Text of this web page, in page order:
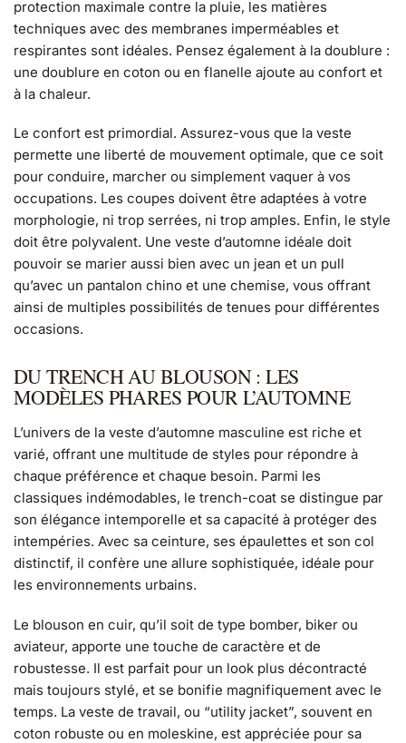
protection maximale contre la pluie, les matières
techniques avec des membranes imperméables et
respirantes sont idéales. Pensez également à la doublure :
une doublure en coton ou en flanelle ajoute au confort et
à la chaleur.
Le confort est primordial. Assurez-vous que la veste
permette une liberté de mouvement optimale, que ce soit
pour conduire, marcher ou simplement vaquer à vos
occupations. Les coupes doivent être adaptées à votre
morphologie, ni trop serrées, ni trop amples. Enfin, le style
doit être polyvalent. Une veste d’automne idéale doit
pouvoir se marier aussi bien avec un jean et un pull
qu’avec un pantalon chino et une chemise, vous offrant
ainsi de multiples possibilités de tenues pour différentes
occasions.
DU TRENCH AU BLOUSON : LES
MODÈLES PHARES POUR L’AUTOMNE
L’univers de la veste d’automne masculine est riche et
varié, offrant une multitude de styles pour répondre à
chaque préférence et chaque besoin. Parmi les
classiques indémodables, le trench-coat se distingue par
son élégance intemporelle et sa capacité à protéger des
intempéries. Avec sa ceinture, ses épaulettes et son col
distinctif, il confère une allure sophistiquée, idéale pour
les environnements urbains.
Le blouson en cuir, qu’il soit de type bomber, biker ou
aviateur, apporte une touche de caractère et de
robustesse. Il est parfait pour un look plus décontracté
mais toujours stylé, et se bonifie magnifiquement avec le
temps. La veste de travail, ou “utility jacket”, souvent en
coton robuste ou en moleskine, est appréciée pour sa